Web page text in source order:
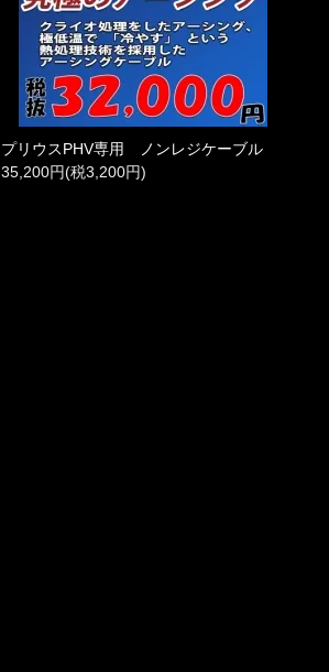
プリウスPHV専用 ノンレジケーブル
35,200円(税3,200円)